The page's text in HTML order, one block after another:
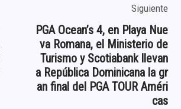
Siguiente
PGA Ocean’s 4, en Playa Nue
va Romana, el Ministerio de
Turismo y Scotiabank llevan
a República Dominicana la gr
an final del PGA TOUR Améri
cas